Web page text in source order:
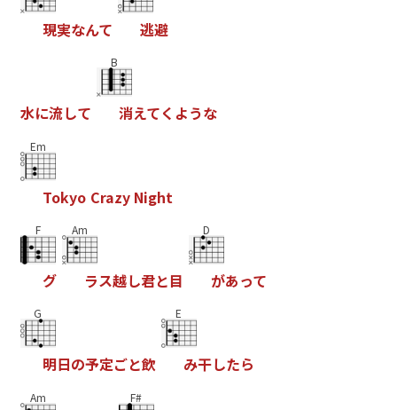
現実なんて 逃避
水に流して
B
消えてく ような
Em
Tokyo Crazy Night
F
グ
Am
ラス越し君と目
D
があって
G
明日の予定ごと飲
E
み干したら
Am F#